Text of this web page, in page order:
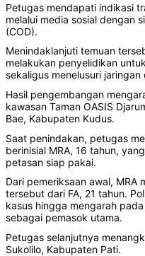
Petugas mendapati indikasi
melalui media sosial dengan
(COD).
Menindaklanjuti temuan
melakukan penyelidikan
sekaligus menelusuri
Hasil pengembangan
kawasan Taman OASIS
Bae, Kabupaten Kudus.
Saat penindakan, petugas
berinisial MRA, 16 tahun,
petasan siap pakai.
Dari pemeriksaan awal, MRA
tersebut dari FA, 21 tahun.
kasus hingga mengarah
sebagai pemasok utama.
Petugas selanjutnya
Sukolilo, Kabupaten Pati.